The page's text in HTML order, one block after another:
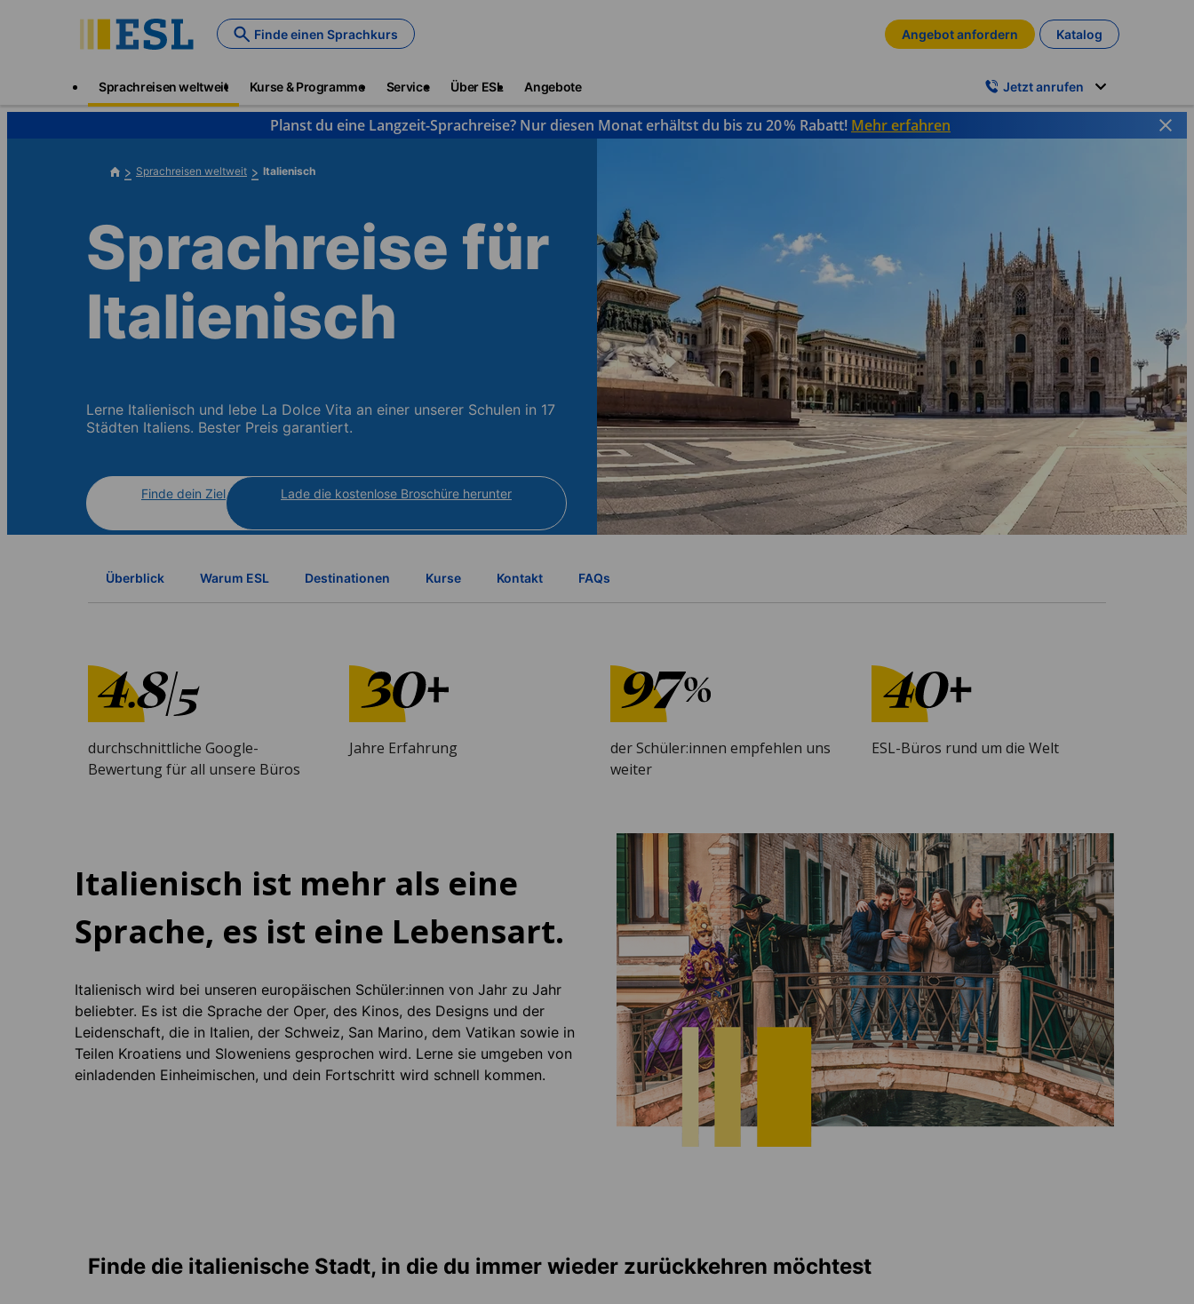
Finde einen Sprachkurs Angebot anfordern Katalog
Sprachreisen weltweit Kurse & Programme Service Über ESL Angebote Jetzt anrufen
Planst du eine Langzeit-Sprachreise? Nur diesen Monat erhältst du bis zu 20 % Rabatt! Mehr erfahren
Sprachreisen weltweit Italienisch
Sprachreise für
Italienisch
Lerne Italienisch und lebe La Dolce Vita an einer unserer Schulen in 17
Städten Italiens. Bester Preis garantiert.
Finde dein Ziel Lade die kostenlose Broschüre herunter
Überblick Warum ESL Destinationen Kurse Kontakt FAQs
durchschnittliche Google-
Bewertung für all unsere Büros
Jahre Erfahrung
der Schüler:innen empfehlen uns
weiter
ESL-Büros rund um die Welt
Italienisch ist mehr als eine
Sprache, es ist eine Lebensart.
Italienisch wird bei unseren europäischen Schüler:innen von Jahr zu Jahr
beliebter. Es ist die Sprache der Oper, des Kinos, des Designs und der
Leidenschaft, die in Italien, der Schweiz, San Marino, dem Vatikan sowie in
Teilen Kroatiens und Sloweniens gesprochen wird. Lerne sie umgeben von
einladenden Einheimischen, und dein Fortschritt wird schnell kommen.
Finde die italienische Stadt, in die du immer wieder zurückkehren möchtest